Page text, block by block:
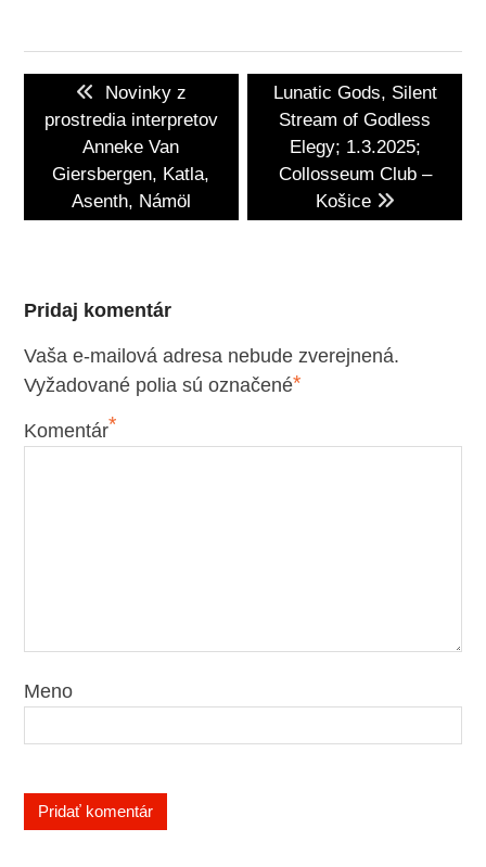
Navigácia
článku
Previous
post:
Novinky z
prostredia interpretov
Anneke Van
Giersbergen, Katla,
Asenth, Námöl
Next
post:
Lunatic Gods, Silent
Stream of Godless
Elegy; 1.3.2025;
Collosseum Club –
Košice
Pridaj komentár
Vaša e-mailová adresa nebude zverejnená.
Vyžadované polia sú označené*
Komentár*
Meno